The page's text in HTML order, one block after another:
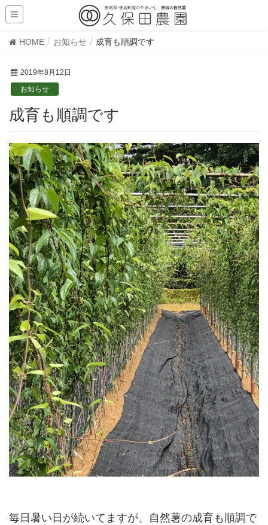
HOME お知らせ 成育も順調です
2019年8月12日
お知らせ
成育も順調です
毎日暑い日が続いてますが、自然薯の成育も順調で